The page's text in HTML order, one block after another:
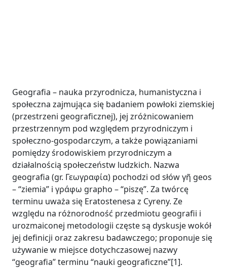
Geografia – nauka przyrodnicza, humanistyczna i
społeczna zajmująca się badaniem powłoki ziemskiej
(przestrzeni geograficznej), jej zróżnicowaniem
przestrzennym pod względem przyrodniczym i
społeczno-gospodarczym, a także powiązaniami
pomiędzy środowiskiem przyrodniczym a
działalnością społeczeństw ludzkich. Nazwa
geografia (gr. Γεωγραφία) pochodzi od słów γῆ geos
– “ziemia” i γράφω grapho – “piszę”. Za twórcę
terminu uważa się Eratostenesa z Cyreny. Ze
względu na różnorodność przedmiotu geografii i
urozmaiconej metodologii częste są dyskusje wokół
jej definicji oraz zakresu badawczego; proponuje się
używanie w miejsce dotychczasowej nazwy
“geografia” terminu “nauki geograficzne”[1].